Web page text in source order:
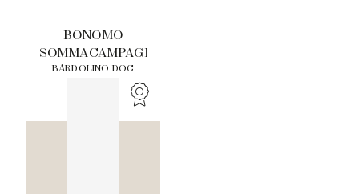
BONOMO
SOMMACAMPAGNA
BARDOLINO DOC